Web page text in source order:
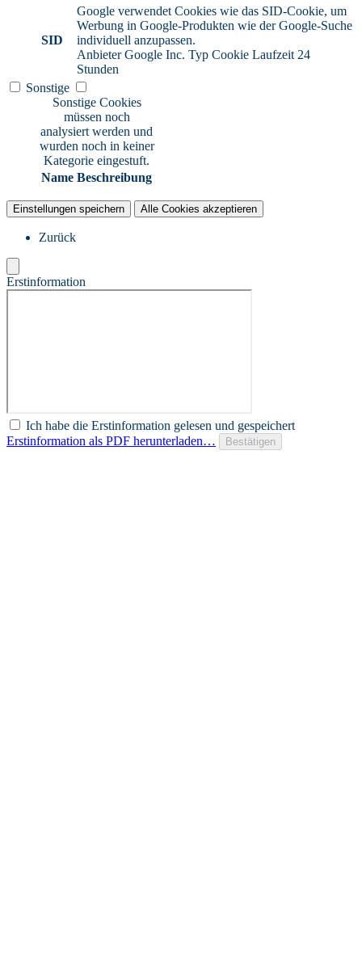
SID
Google verwendet Cookies wie das SID-Cookie, um
Werbung in Google-Produkten wie der Google-Suche
individuell anzupassen.
Anbieter Google Inc. Typ Cookie Laufzeit 24
Stunden
Sonstige
Sonstige Cookies
müssen noch
analysiert werden und
wurden noch in keiner
Kategorie eingestuft.
Name Beschreibung
Einstellungen speichern Alle Cookies akzeptieren
Zurück
Erstinformation
Ich habe die Erstinformation gelesen und gespeichert
Erstinformation als PDF herunterladen…
Bestätigen